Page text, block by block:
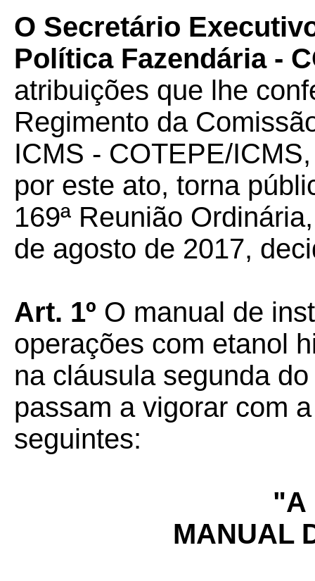
O Secretário
Política Fazendária -
atribuições que lhe
Regimento da
ICMS - COTEPE/
por este ato, torna
169ª Reunião
de agosto de 2017,
Art. 1º O manual de
operações com etanol
na cláusula segunda
passam a vigorar com
seguintes:
"A
MANUAL